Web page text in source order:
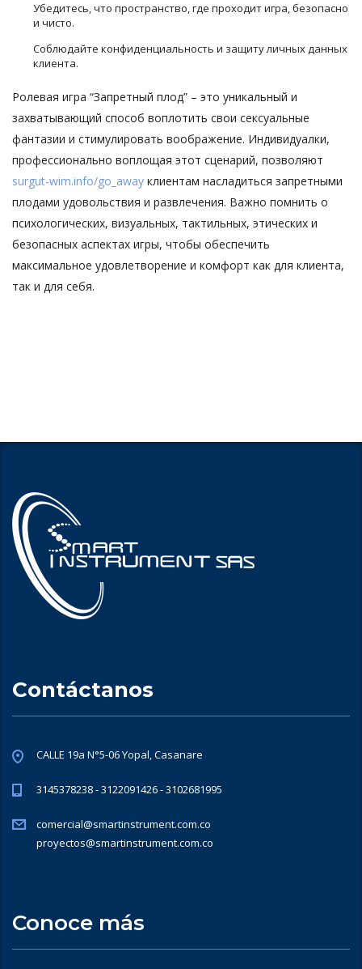
Убедитесь, что пространство, где проходит игра, безопасно
и чисто.
Соблюдайте конфиденциальность и защиту личных данных
клиента.
Ролевая игра “Запретный плод” – это уникальный и
захватывающий способ воплотить свои сексуальные
фантазии и стимулировать воображение. Индивидуалки,
профессионально воплощая этот сценарий, позволяют
surgut-wim.info/go_away клиентам насладиться запретными
плодами удовольствия и развлечения. Важно помнить о
психологических, визуальных, тактильных, этических и
безопасных аспектах игры, чтобы обеспечить
максимальное удовлетворение и комфорт как для клиента,
так и для себя.
Contáctanos
CALLE 19a N°5-06 Yopal, Casanare
3145378238 - 3122091426 - 3102681995
comercial@smartinstrument.com.co
proyectos@smartinstrument.com.co
Conoce más